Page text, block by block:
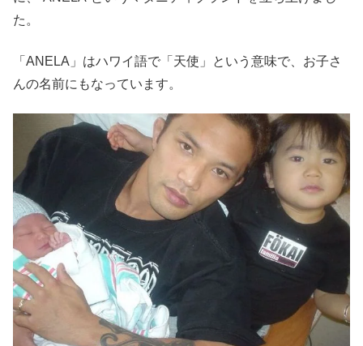
た。
「ANELA」はハワイ語で「天使」という意味で、お子さ
んの名前にもなっています。